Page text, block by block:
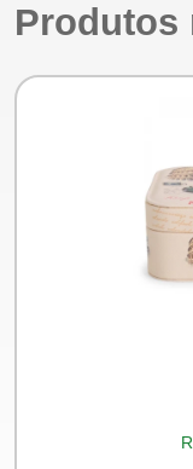
Produtos